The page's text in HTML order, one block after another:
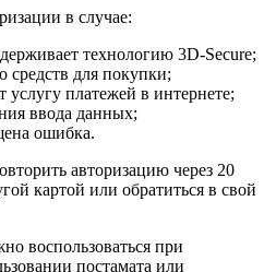
в случае:
технологию 3D-Secure;
средств для покупки;
услугу платежей в интернете;
ввода данных;
ошибка.
авторизацию через 20
картой или обратиться в свой
воспользоваться при
постамата или